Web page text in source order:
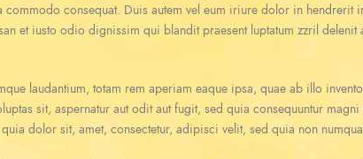
consequat. Duis autem vel eum iriure dolor in hendrerit
et iusto odio dignissim qui blandit praesent luptatum zzril delenit
laudantium, totam rem aperiam eaque ipsa, quae ab illo
sit, aspernatur aut odit aut fugit, sed quia consequuntur
dolor sit, amet, consectetur, adipisci velit, sed quia non